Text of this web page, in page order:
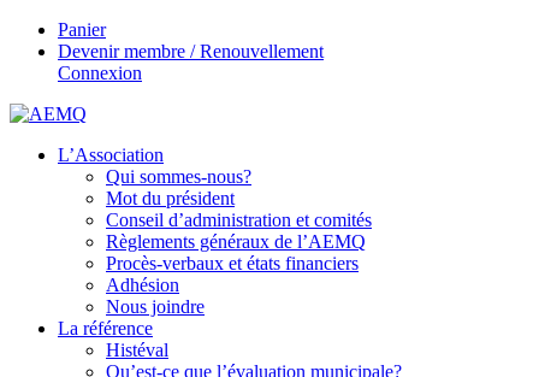
Panier
Devenir membre / Renouvellement
Connexion
L’Association
Qui sommes-nous?
Mot du président
Conseil d’administration et comités
Règlements généraux de l’AEMQ
Procès-verbaux et états financiers
Adhésion
Nous joindre
La référence
Histéval
Qu’est-ce que l’évaluation municipale?